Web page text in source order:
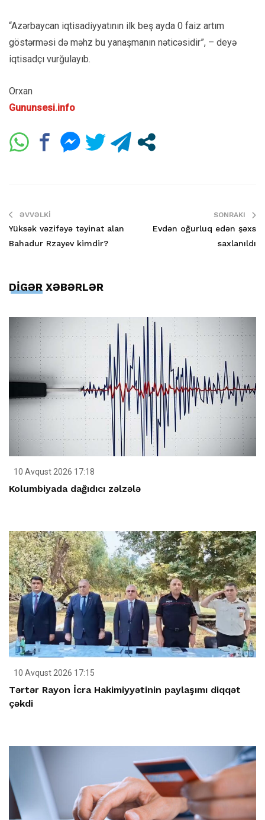
“Azərbaycan iqtisadiyyatının ilk beş ayda 0 faiz artım
göstərməsi də məhz bu yanaşmanın nəticəsidir”, – deyə
iqtisadçı vurğulayıb.
Orxan
Gununsesi.info
ƏVVƏLKI
Yüksək vəzifəyə təyinat alan
Bahadur Rzayev kimdir?
SONRAKI
Evdən oğurluq edən şəxs
saxlanıldı
DİGƏR XƏBƏRLƏR
10 Avqust 2026 17:18
Kolumbiyada dağıdıcı zəlzələ
10 Avqust 2026 17:15
Tərtər Rayon İcra Hakimiyyətinin paylaşımı diqqət
çəkdi